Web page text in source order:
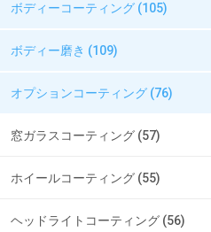
ボディーコーティング (105)
ボディー磨き (109)
オプションコーティング (76)
窓ガラスコーティング (57)
ホイールコーティング (55)
ヘッドライトコーティング (56)